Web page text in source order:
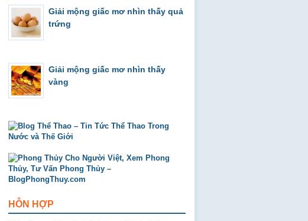
Giải mộng giấc mơ nhìn thấy quả
trứng
Giải mộng giấc mơ nhìn thấy
vàng
HỖN HỢP